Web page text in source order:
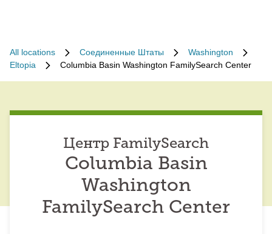
All locations Соединенные Штаты
Washington
Eltopia
Columbia Basin Washington FamilySearch Center
Центр FamilySearch
Columbia Basin
Washington
FamilySearch Center